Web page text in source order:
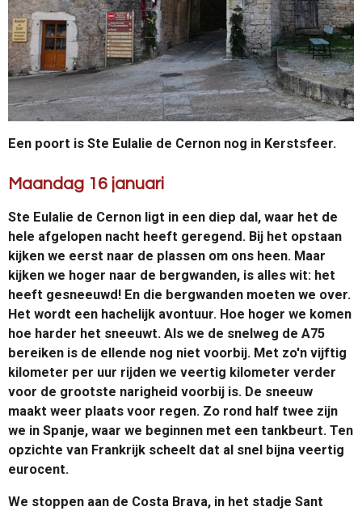
Een poort is Ste Eulalie de Cernon nog in Kerstsfeer.
Maandag 16 januari
Ste Eulalie de Cernon ligt in een diep dal, waar het de
hele afgelopen nacht heeft geregend. Bij het opstaan
kijken we eerst naar de plassen om ons heen. Maar
kijken we hoger naar de bergwanden, is alles wit: het
heeft gesneeuwd! En die bergwanden moeten we over.
Het wordt een hachelijk avontuur. Hoe hoger we komen
hoe harder het sneeuwt. Als we de snelweg de A75
bereiken is de ellende nog niet voorbij. Met zo'n vijftig
kilometer per uur rijden we veertig kilometer verder
voor de grootste narigheid voorbij is. De sneeuw
maakt weer plaats voor regen. Zo rond half twee zijn
we in Spanje, waar we beginnen met een tankbeurt. Ten
opzichte van Frankrijk scheelt dat al snel bijna veertig
eurocent.
We stoppen aan de Costa Brava, in het stadje Sant